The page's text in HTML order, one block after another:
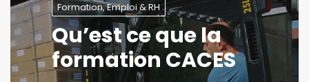
Formation, Emploi & RH
Qu’est ce que la
formation CACES